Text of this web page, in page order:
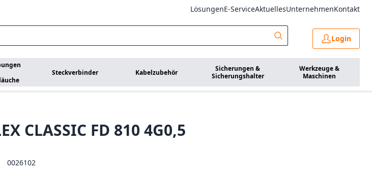
LösungenE-ServiceAktuellesUnternehmenKontakt
Login
Steckverbinder Kabelzubehör
Sicherungen &
Sicherungshalter
Werkzeuge &
Maschinen
CLASSIC FD 810 4G0,5
0026102